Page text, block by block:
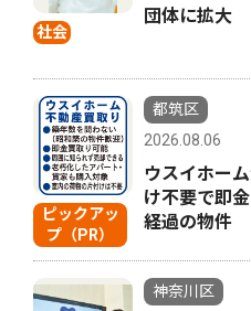
社会
団体に拡大
ピックアッ
プ（PR）
都筑区
2026.08.06
ウスイホー
け不要で即
経過の物件
神奈川区